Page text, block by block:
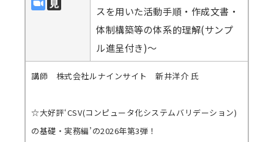
スを用いた活動手順・作成文書・
体制構築等の体系的理解(サンプ
ル進呈付き)～
講師 株式会社ルナインサイト 新井洋介 氏
☆大好評‘CSV(コンピュータ化システムバリデーション)
の基礎・実務編’の2026年第3弾！